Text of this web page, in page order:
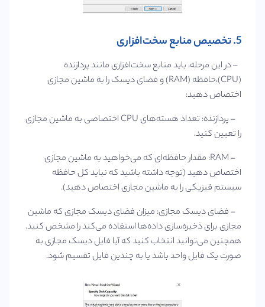
5. تخصیص منابع سخت‌افزاری
– در این مرحله، باید منابع سخت‌افزاری مانند پردازنده
(CPU)،حافظه (RAM) و فضای دیسک را به ماشین مجازی
اختصاص دهید:
– پردازنده: تعداد هسته‌های CPU اختصاصی به ماشین مجازی
را تعیین کنید.
– RAM: مقدار حافظه‌ای که می‌خواهید به ماشین مجازی
اختصاص دهید (توجه داشته باشید که نباید کل حافظه
سیستم فیزیکی را به ماشین مجازی اختصاص دهید).
– فضای دیسک مجازی: میزان فضای دیسک مجازی که ماشین
مجازی برای ذخیره‌سازی داده‌ها استفاده می‌کند را مشخص کنید.
همچنین می‌توانید انتخاب کنید که آیا فایل دیسک مجازی به
صورت یک فایل واحد باشد یا به چندین فایل تقسیم شود.